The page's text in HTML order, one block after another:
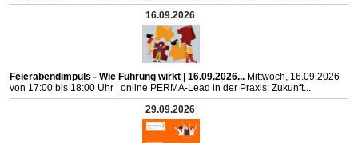
16.09.2026
Feierabendimpuls - Wie Führung wirkt | 16.09.2026... Mittwoch, 16.09.2026
von 17:00 bis 18:00 Uhr | online PERMA-Lead in der Praxis: Zukunft...
29.09.2026